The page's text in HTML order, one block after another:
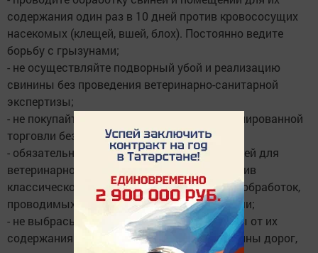
содержания один раз в 10 дней против кровососущих
насекомых (клещей, вшей, блох). Постоянно ведите
борьбу с грызунами;
- не осуществляйте подворный убой и реализацию
свинины без проведения ветеринарно-санитарной
экспертизы;
- не покупайте поросят в местах несанкционированной
торговли без ветеринарных документов;
- обязательно предоставьте поголовье свиней для
ветеринарного досмотра, вакцинаций (против
классической чумы свиней, рожи) и других обработок,
проводимых ветеринарными специалистами;
- не выбрасывайте трупы животных, отходы от их
содержания и переработки на свалки, обочины дорог,